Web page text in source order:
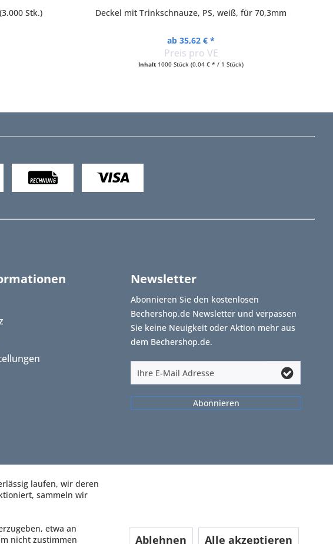
Stk.) Deckel mit Trinkschnauze, PS, weiß, für 70,3mm
ab 35,62 € *
Preis pro VE
Inhalt 1000 Stück(0,04 € * / 1 Stück)
Newsletter
Abonnieren Sie den kostenlosen
Bechershop.de Newsletter und verpassen
Sie keine Neuigkeit oder Aktion mehr aus
dem Bechershop.de.
Abonnieren
laufen, wir deren
sammeln wir
etwa an
nicht zustimmen
Ablehnen Alle akzeptieren